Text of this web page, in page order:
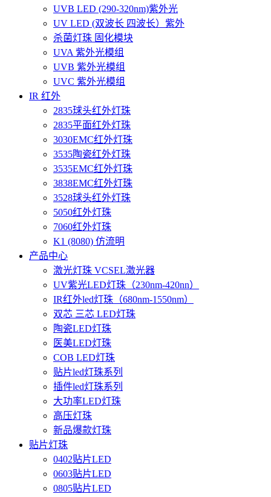
UVB LED (290-320nm)紫外光
UV LED (双波长 四波长）紫外
杀菌灯珠 固化模块
UVA 紫外光模组
UVB 紫外光模组
UVC 紫外光模组
IR 红外
2835球头红外灯珠
2835平面红外灯珠
3030EMC红外灯珠
3535陶瓷红外灯珠
3535EMC红外灯珠
3838EMC红外灯珠
3528球头红外灯珠
5050红外灯珠
7060红外灯珠
K1 (8080) 仿流明
产品中心
激光灯珠 VCSEL激光器
UV紫光LED灯珠（230nm-420nn）
IR红外led灯珠（680nm-1550nm）
双芯 三芯 LED灯珠
陶瓷LED灯珠
医美LED灯珠
COB LED灯珠
贴片led灯珠系列
插件led灯珠系列
大功率LED灯珠
高压灯珠
新品爆款灯珠
贴片灯珠
0402贴片LED
0603贴片LED
0805贴片LED